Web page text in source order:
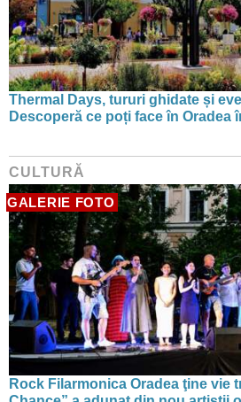
Thermal Days, tururi ghidate și
Descoperă ce poți face în Oradea
CULTURĂ
GALERIE FOTO
Rock Filarmonica Oradea ţine vie